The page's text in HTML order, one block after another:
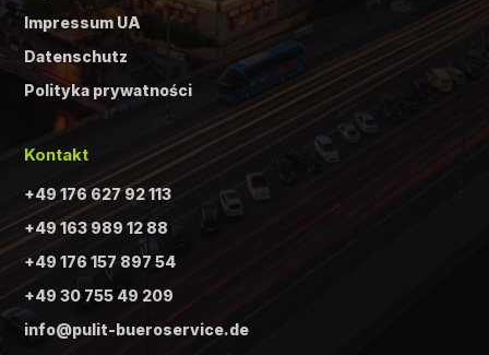
Impressum UA
Datenschutz
Polityka prywatności
Kontakt
+49 176 627 92 113
+49 163 989 12 88
+49 176 157 897 54
+49 30 755 49 209
info@pulit-bueroservice.de